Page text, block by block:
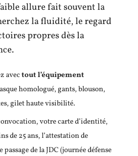
allure fait souvent la
la fluidité, le regard
propres dès la
avectout l’équipement
homologué, gants, blouson,
gilet haute visibilité.
votre carte d’identité,
de 25 ans, l’attestation de
de la JDC (journée défense